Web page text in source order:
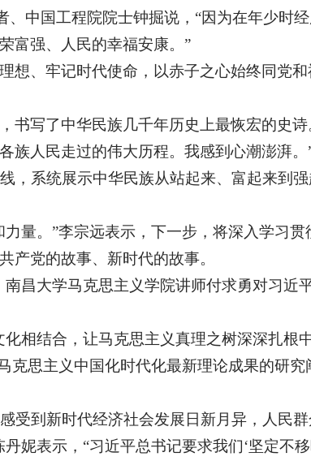
中国工程院院士钟掘说，“因为在年少时
富强、人民的幸福安康。”
想、牢记时代使命，以赤子之心始终同党和
写了中华民族几千年历史上最恢宏的史诗
族人民走过的伟大历程。我感到心潮澎湃。
，系统展示中华民族从站起来、富起来到
量。”李宗远表示，下一步，将深入学习贯
产党的故事、新时代的故事。
昌大学马克思主义学院讲师付求勇对习近
相结合，让马克思主义真理之树深深扎根
克思主义中国化时代化最新理论成果的研究
受到新时代经济社会发展日新月异，人民
妮表示，“习近平总书记要求我们‘坚定不